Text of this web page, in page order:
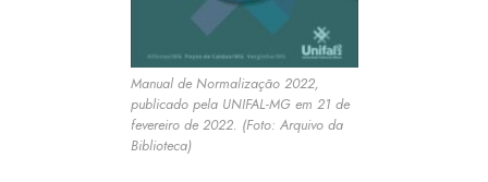
Manual de Normalização 2022,
publicado pela UNIFAL-MG em 21 de
fevereiro de 2022. (Foto: Arquivo da
Biblioteca)